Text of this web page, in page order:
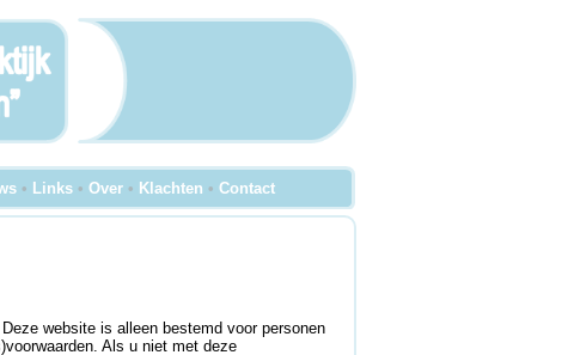
• Links • Over • Klachten • Contact
website is alleen bestemd voor personen
Als u niet met deze